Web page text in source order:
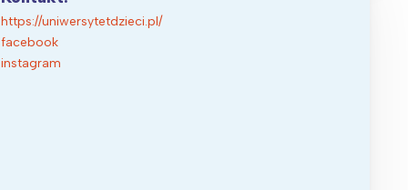
https://uniwersytetdzieci.pl/
facebook
instagram